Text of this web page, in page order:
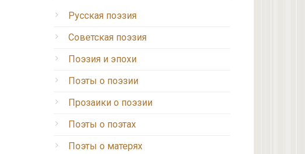
Русская поэзия
Советская поэзия
Поэзия и эпохи
Поэты о поэзии
Прозаики о поэзии
Поэты о поэтах
Поэты о матерях